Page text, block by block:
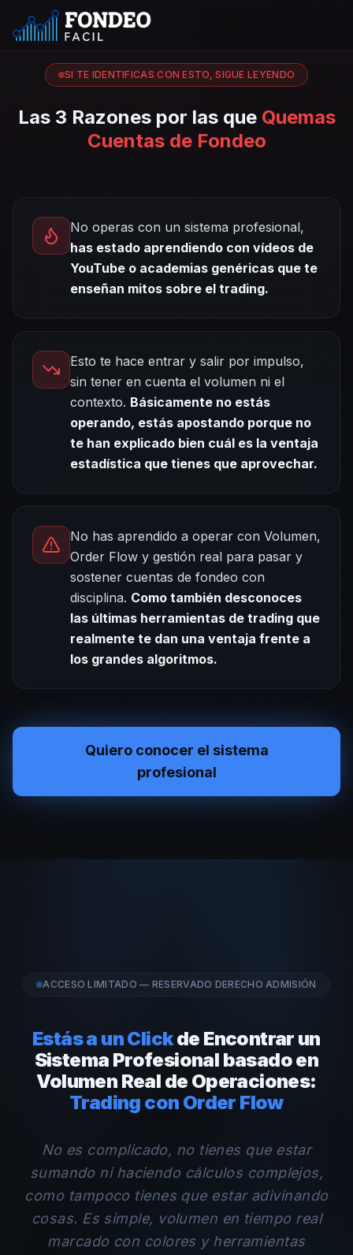
SI TE IDENTIFICAS CON ESTO, SIGUE LEYENDO
Las 3 Razones por las que Quemas
Cuentas de Fondeo
No operas con un sistema profesional,
has estado aprendiendo con vídeos de
YouTube o academias genéricas que te
enseñan mitos sobre el trading.
Esto te hace entrar y salir por impulso,
sin tener en cuenta el volumen ni el
contexto. Básicamente no estás
operando, estás apostando porque no
te han explicado bien cuál es la ventaja
estadística que tienes que aprovechar.
No has aprendido a operar con Volumen,
Order Flow y gestión real para pasar y
sostener cuentas de fondeo con
disciplina. Como también desconoces
las últimas herramientas de trading que
realmente te dan una ventaja frente a
los grandes algoritmos.
Quiero conocer el sistema
profesional
ACCESO LIMITADO — RESERVADO DERECHO ADMISIÓN
Estás a un Clickde Encontrar un
Sistema Profesional basado en
Volumen Real de Operaciones:
Trading con Order Flow
No es complicado, no tienes que estar
sumando ni haciendo cálculos complejos,
como tampoco tienes que estar adivinando
cosas. Es simple, volumen en tiempo real
marcado con colores y herramientas